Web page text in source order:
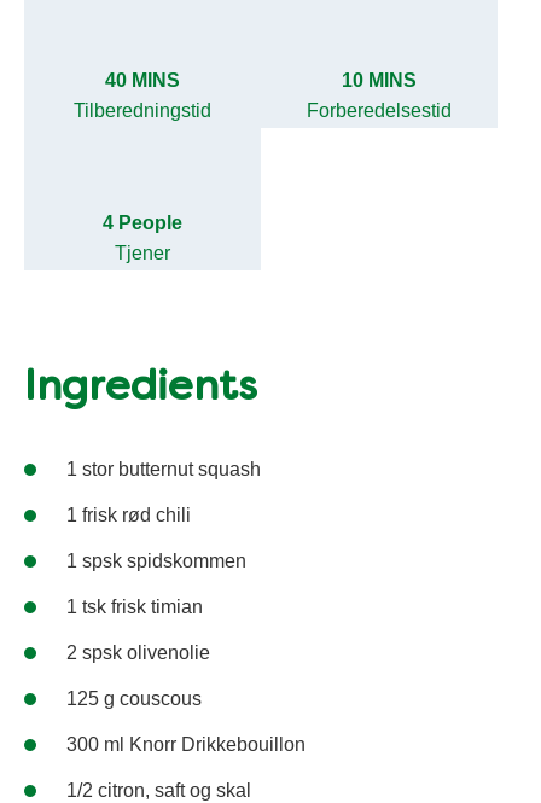
40 MINS
Tilberedningstid
10 MINS
Forberedelsestid
4 People
Tjener
Ingredients
1 stor butternut squash
1 frisk rød chili
1 spsk spidskommen
1 tsk frisk timian
2 spsk olivenolie
125 g couscous
300 ml Knorr Drikkebouillon
1/2 citron, saft og skal